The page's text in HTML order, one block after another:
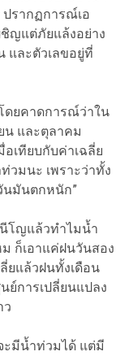
รากฏการณ์เอ
ญแต่ภัยแล้งอย่าง
และตัวเลขอยู่ที่
ดยคาดการณ์ว่าใน
น และตุลาคม
เทียบกับค่าเฉลี่ย
วมนะ เพราะว่าทั้ง
นมันตกหนัก”
นีโญแล้วทำไมน้ำ
ก็เอาแค่ฝนวันสอง
ยแล้วฝนทั้งเดือน
ย์การเปลี่ยนแปลง
ว
ะมีน้ำท่วมได้ แต่มี